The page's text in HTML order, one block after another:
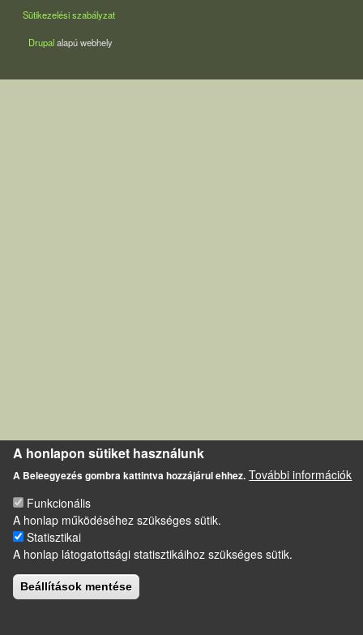
Sütikezelési szabályzat
Drupalalapú webhely
A honlapon sütiket használunk
A Beleegyezés gombra kattintva hozzájárul ehhez. További információk
Funkcionális
A honlap működéséhez szükséges sütik.
Statisztikai
A honlap látogatottsági statisztikáihoz szükséges sütik.
Beállítások mentése